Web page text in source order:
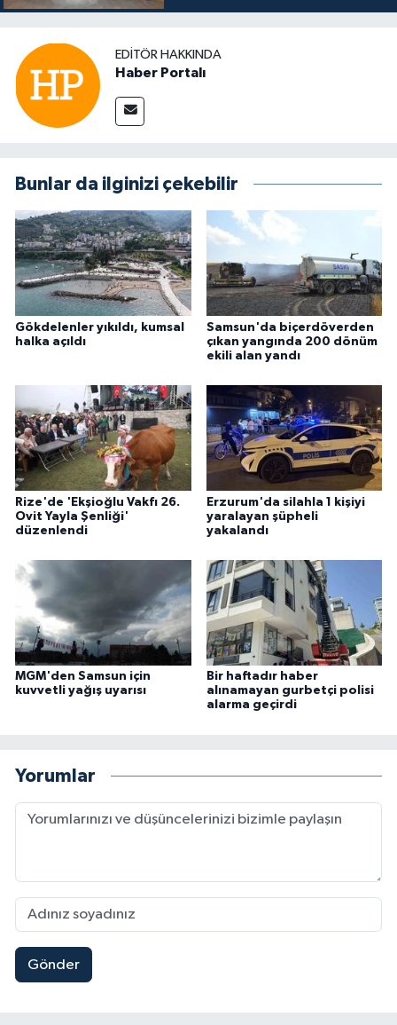
EDITÖR HAKKINDA
Haber Portalı
Bunlar da ilginizi çekebilir
Gökdelenler yıkıldı, kumsal
halka açıldı
Samsun'da biçerdöverden
çıkan yangında 200 dönüm
ekili alan yandı
Rize'de 'Ekşioğlu Vakfı 26.
Ovit Yayla Şenliği'
düzenlendi
Erzurum'da silahla 1 kişiyi
yaralayan şüpheli
yakalandı
MGM'den Samsun için
kuvvetli yağış uyarısı
Bir haftadır haber
alınamayan gurbetçi polisi
alarma geçirdi
Yorumlar
Gönder